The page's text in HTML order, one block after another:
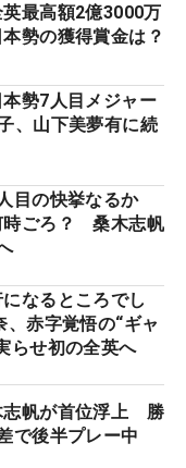
最高額2億3000万
勢の獲得賞金は？
勢7人目メジャー
、山下美夢有に続
目の快挙なるか
時ごろ？ 桑木志帆
になるところでし
、赤字覚悟の“ギャ
らせ初の全英へ
志帆が首位浮上 勝
で後半プレー中